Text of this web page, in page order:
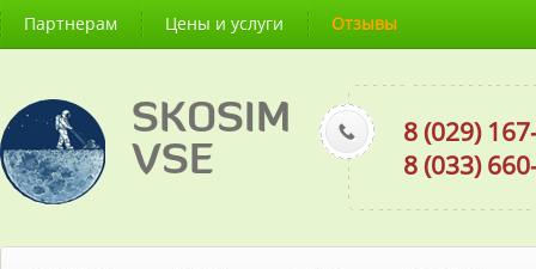
Партнерам Цены и услуги Отзывы
SKOSIM
VSE
8 (029)
8 (033)